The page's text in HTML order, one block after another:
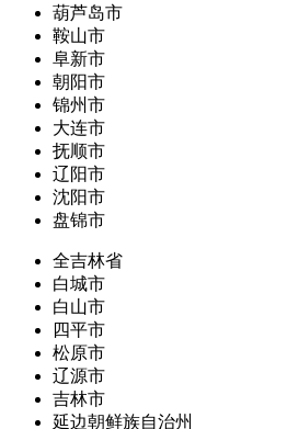
葫芦岛市
鞍山市
阜新市
朝阳市
锦州市
大连市
抚顺市
辽阳市
沈阳市
盘锦市
全吉林省
白城市
白山市
四平市
松原市
辽源市
吉林市
延边朝鲜族自治州